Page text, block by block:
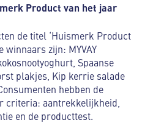
Product van het jaar
de titel ‘Huismerk Product
winnaars zijn: MYVAY
Spaanse
plakjes, Kip kerrie salade
hebben de
criteria: aantrekkelijkheid,
en de producttest.